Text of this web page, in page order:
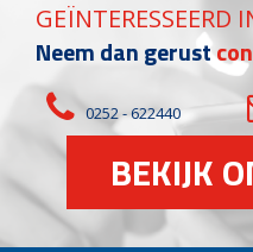
GEÏNTERESSEERD
Neem dan gerust
0252 - 622440
BEKIJK